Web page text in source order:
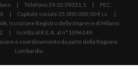
| Telefono 39.02 39331.1 | PEC
| Capitale sociale 25.000.000,00 € i.v. |
Iscrizione Registro delle Imprese di Milano
| Iscritta al R.E.A. al n°1096149.
e coordinamento da parte della Regione
Lombardia.